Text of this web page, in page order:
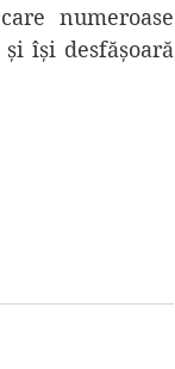
numeroase
își desfășoară